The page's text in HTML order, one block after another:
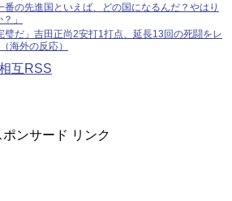
の先進国といえば、どの国になるんだ？やはり
」
璧だ」吉田正尚2安打1打点、延長13回の死闘をレ
海外の反応）
互RSS
ポンサード リンク